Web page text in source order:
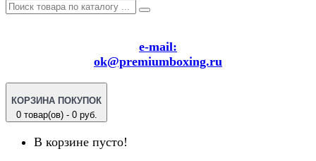
e-mail:
ok@premiumboxing.ru
КОРЗИНА ПОКУПОК
0 товар(ов) - 0 руб.
В корзине пусто!